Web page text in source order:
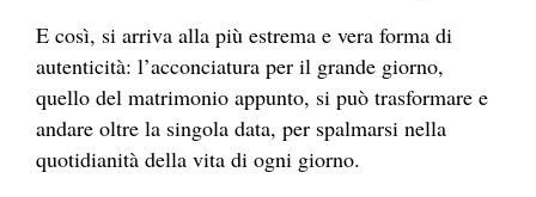
E così, si arriva alla più estrema e vera forma di
autenticità: l’acconciatura per il grande giorno,
quello del matrimonio appunto, si può trasformare e
andare oltre la singola data, per spalmarsi nella
quotidianità della vita di ogni giorno.